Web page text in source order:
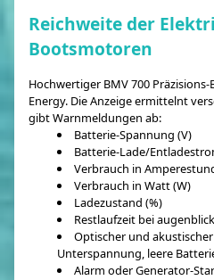
Reichweite der
Bootsmotoren
Hochwertiger BMV 700
Energy. Die Anzeige ermittelnt
gibt Warnmeldungen ab:
Batterie-Spannung (V)
Batterie-Lade/
Verbrauch in
Verbrauch in Watt (W)
Ladezustand (%)
Restlaufzeit bei
Optischer und
Unterspannung, leere
Alarm oder Generator-